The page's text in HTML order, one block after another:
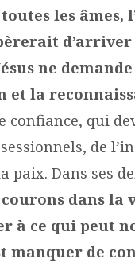
les âmes,
ne
et la
confiance, qui
de
paix. Dans ses
dans la
à ce qui peut
manquer de